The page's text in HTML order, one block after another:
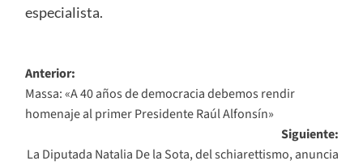
especialista.
Navegación
de
entradas
Anterior:
Massa: «A 40 años de democracia debemos rendir
homenaje al primer Presidente Raúl Alfonsín»
Siguiente:
La Diputada Natalia De la Sota, del schiarettismo, anuncia